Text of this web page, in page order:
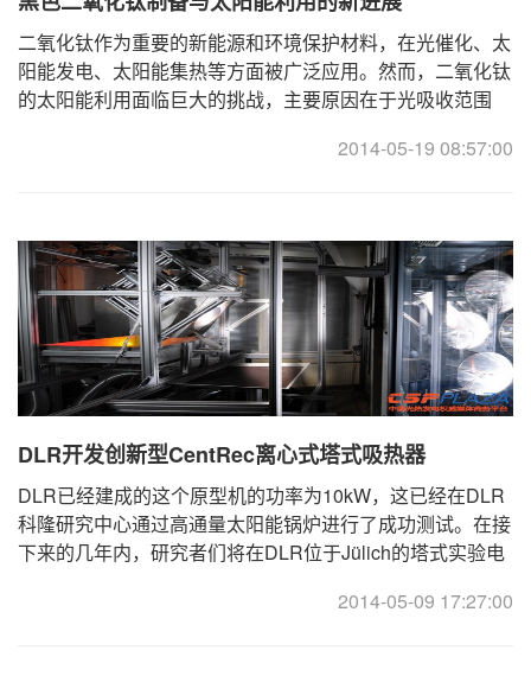
二氧化钛作为重要的新能源和环境保护材料，在光催化、太
阳能发电、太阳能集热等方面被广泛应用。然而，二氧化钛
的太阳能利用面临巨大的挑战，主要原因在于光吸收范围
2014-05-19 08:57:00
DLR开发创新型CentRec离心式塔式吸热器
DLR已经建成的这个原型机的功率为10kW，这已经在DLR
科隆研究中心通过高通量太阳能锅炉进行了成功测试。在接
下来的几年内，研究者们将在DLR位于Jülich的塔式实验电
2014-05-09 17:27:00